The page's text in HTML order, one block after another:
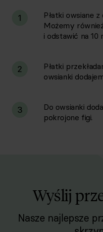
1
Płatki owsiane
Możemy
i odstawić na 10
2
Płatki
owsianki
3
Do owsianki
pokrojone figi.
Wyślij
Nasze najlepsze